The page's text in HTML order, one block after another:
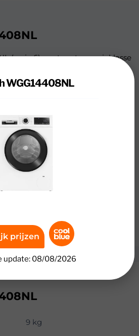
(serie 6) wast met energieklasse
bespaart over de levensduur
op je energiekosten. De
70 decibel zet je de machine ook
Je hebt namelijk minder
centrifugeren. Je wast je
met Hygiene Plus. Met dit
op een hogere temperatuur.
een extra spoelbeurt toe.
zoals dierenharen en
hebt.
9 kg
WGG14408NL
prijzen
update: 08/08/2026